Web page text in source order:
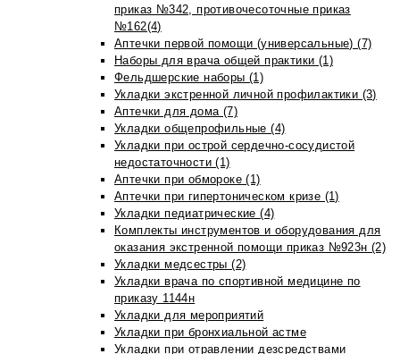
приказ №342, противочесоточные приказ
№162(4)
Аптечки первой помощи (универсальные) (7)
Наборы для врача общей практики (1)
Фельдшерские наборы (1)
Укладки экстренной личной профилактики (3)
Аптечки для дома (7)
Укладки общепрофильные (4)
Укладки при острой сердечно-сосудистой
недостаточности (1)
Аптечки при обмороке (1)
Аптечки при гипертоническом кризе (1)
Укладки педиатрические (4)
Комплекты инструментов и оборудования для
оказания экстренной помощи приказ №923н (2)
Укладки медсестры (2)
Укладки врача по спортивной медицине по
приказу 1144н
Укладки для мероприятий
Укладки при бронхиальной астме
Укладки при отравлении дезсредствами